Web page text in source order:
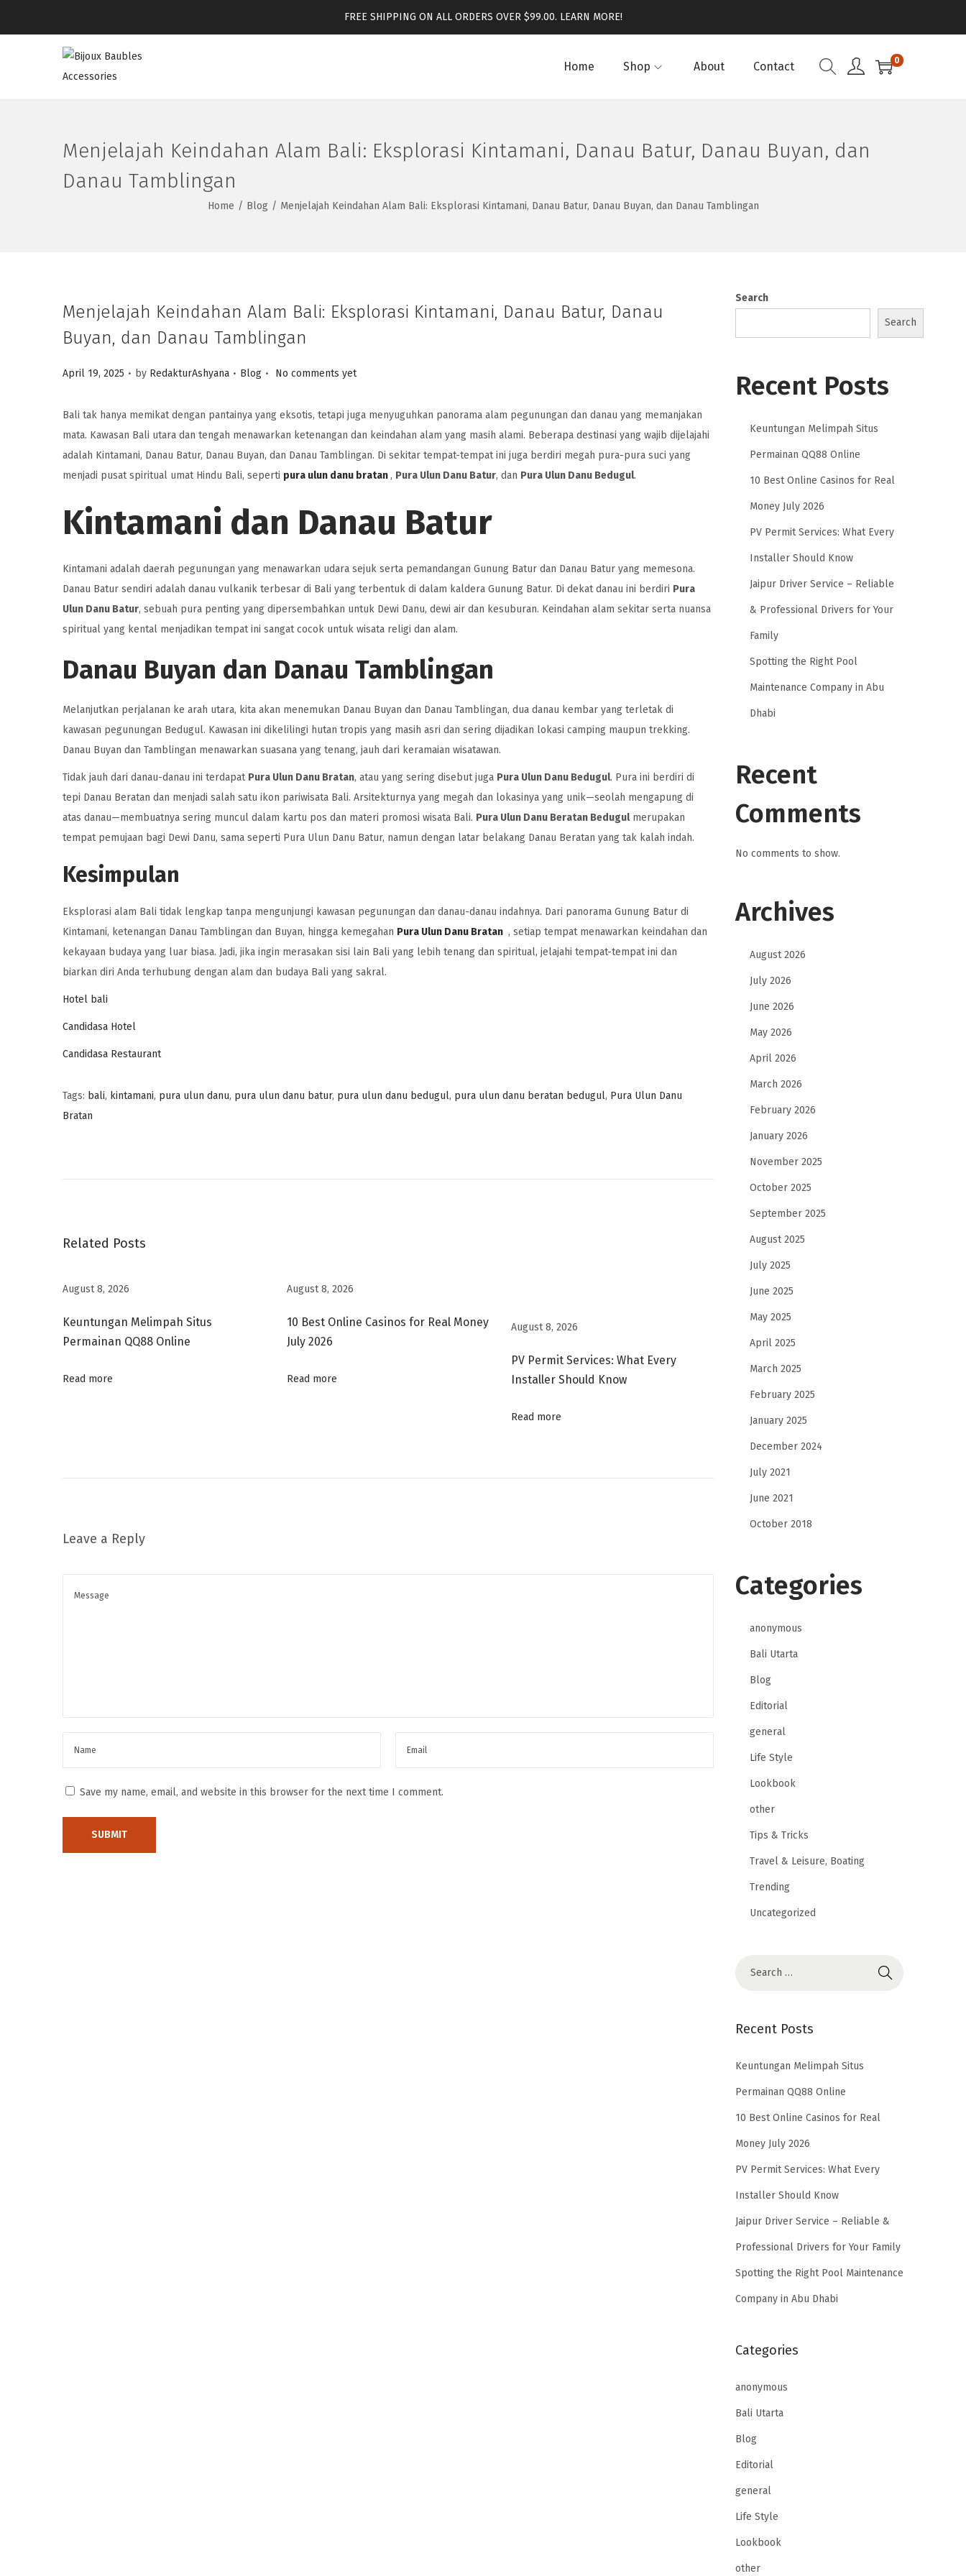
FREE SHIPPING ON ALL ORDERS OVER $99.00. LEARN MORE!
Home Shop About Contact 0
Menjelajah Keindahan Alam Bali: Eksplorasi Kintamani, Danau Batur, Danau Buyan, dan
Danau Tamblingan
Home / Blog / Menjelajah Keindahan Alam Bali: Eksplorasi Kintamani, Danau Batur, Danau Buyan, dan Danau Tamblingan
Menjelajah Keindahan Alam Bali: Eksplorasi Kintamani, Danau Batur, Danau
Buyan, dan Danau Tamblingan
Posted on
April 19, 2025 . by RedakturAshyana . Posted in
Blog . No comments yet
Bali tak hanya memikat dengan pantainya yang eksotis, tetapi juga menyuguhkan panorama alam pegunungan dan danau yang memanjakan
mata. Kawasan Bali utara dan tengah menawarkan ketenangan dan keindahan alam yang masih alami. Beberapa destinasi yang wajib dijelajahi
adalah Kintamani, Danau Batur, Danau Buyan, dan Danau Tamblingan. Di sekitar tempat-tempat ini juga berdiri megah pura-pura suci yang
menjadi pusat spiritual umat Hindu Bali, seperti pura ulun danu bratan, Pura Ulun Danu Batur, dan Pura Ulun Danu Bedugul.
Kintamani dan Danau Batur
Kintamani adalah daerah pegunungan yang menawarkan udara sejuk serta pemandangan Gunung Batur dan Danau Batur yang memesona.
Danau Batur sendiri adalah danau vulkanik terbesar di Bali yang terbentuk di dalam kaldera Gunung Batur. Di dekat danau ini berdiri Pura
Ulun Danu Batur, sebuah pura penting yang dipersembahkan untuk Dewi Danu, dewi air dan kesuburan. Keindahan alam sekitar serta nuansa
spiritual yang kental menjadikan tempat ini sangat cocok untuk wisata religi dan alam.
Danau Buyan dan Danau Tamblingan
Melanjutkan perjalanan ke arah utara, kita akan menemukan Danau Buyan dan Danau Tamblingan, dua danau kembar yang terletak di
kawasan pegunungan Bedugul. Kawasan ini dikelilingi hutan tropis yang masih asri dan sering dijadikan lokasi camping maupun trekking.
Danau Buyan dan Tamblingan menawarkan suasana yang tenang, jauh dari keramaian wisatawan.
Tidak jauh dari danau-danau ini terdapat Pura Ulun Danu Bratan, atau yang sering disebut juga Pura Ulun Danu Bedugul. Pura ini berdiri di
tepi Danau Beratan dan menjadi salah satu ikon pariwisata Bali. Arsitekturnya yang megah dan lokasinya yang unik—seolah mengapung di
atas danau—membuatnya sering muncul dalam kartu pos dan materi promosi wisata Bali. Pura Ulun Danu Beratan Bedugulmerupakan
tempat pemujaan bagi Dewi Danu, sama seperti Pura Ulun Danu Batur, namun dengan latar belakang Danau Beratan yang tak kalah indah.
Kesimpulan
Eksplorasi alam Bali tidak lengkap tanpa mengunjungi kawasan pegunungan dan danau-danau indahnya. Dari panorama Gunung Batur di
Kintamani, ketenangan Danau Tamblingan dan Buyan, hingga kemegahan Pura Ulun Danu Bratan , setiap tempat menawarkan keindahan dan
kekayaan budaya yang luar biasa. Jadi, jika ingin merasakan sisi lain Bali yang lebih tenang dan spiritual, jelajahi tempat-tempat ini dan
biarkan diri Anda terhubung dengan alam dan budaya Bali yang sakral.
Hotel bali
Candidasa Hotel
Candidasa Restaurant
Tags: bali, kintamani, pura ulun danu, pura ulun danu batur, pura ulun danu bedugul, pura ulun danu beratan bedugul, Pura Ulun Danu
Bratan
v
s
W
j
l
Related Posts
August 8, 2026
Keuntungan Melimpah Situs
Permainan QQ88 Online
Read more
August 8, 2026
10 Best Online Casinos for Real Money
July 2026
Read more
August 8, 2026
PV Permit Services: What Every
Installer Should Know
Read more
Leave a Reply
Save my name, email, and website in this browser for the next time I comment.
Search
Search
Recent Posts
Keuntungan Melimpah Situs
Permainan QQ88 Online
10 Best Online Casinos for Real
Money July 2026
PV Permit Services: What Every
Installer Should Know
Jaipur Driver Service – Reliable
& Professional Drivers for Your
Family
Spotting the Right Pool
Maintenance Company in Abu
Dhabi
Recent
Comments
No comments to show.
Archives
August 2026
July 2026
June 2026
May 2026
April 2026
March 2026
February 2026
January 2026
November 2025
October 2025
September 2025
August 2025
July 2025
June 2025
May 2025
April 2025
March 2025
February 2025
January 2025
December 2024
July 2021
June 2021
October 2018
Categories
anonymous
Bali Utarta
Blog
Editorial
general
Life Style
Lookbook
other
Tips & Tricks
Travel & Leisure, Boating
Trending
Uncategorized
Recent Posts
Keuntungan Melimpah Situs
Permainan QQ88 Online
10 Best Online Casinos for Real
Money July 2026
PV Permit Services: What Every
Installer Should Know
Jaipur Driver Service – Reliable &
Professional Drivers for Your Family
Spotting the Right Pool Maintenance
Company in Abu Dhabi
Categories
anonymous
Bali Utarta
Blog
Editorial
general
Life Style
Lookbook
other